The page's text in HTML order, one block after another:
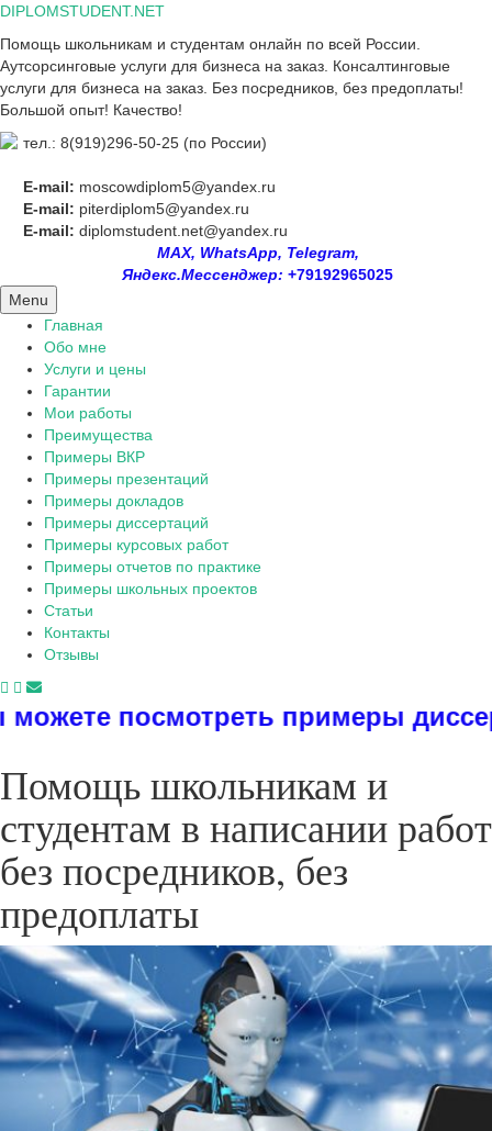
Skip
content
DIPLOMSTUDENT.NET
Помощь школьникам и студентам онлайн по всей России.
Аутсорсинговые услуги для бизнеса на заказ. Консалтинговые
услуги для бизнеса на заказ. Без посредников, без предоплаты!
Большой опыт! Качество!
тел.: 8(919)296-50-25 (по России)
E-mail: moscowdiplom5@yandex.ru
E-mail: piterdiplom5@yandex.ru
E-mail: diplomstudent.net@yandex.ru
MAX, WhatsApp, Telegram,
Яндекс.Мессенджер: +79192965025
Menu
Главная
Обо мне
Услуги и цены
Гарантии
Мои работы
Преимущества
Примеры ВКР
Примеры презентаций
Примеры докладов
Примеры диссертаций
Примеры курсовых работ
Примеры отчетов по практике
Примеры школьных проектов
Статьи
Контакты
Отзывы
примеры диссертаций,
Помощь школьникам и
студентам в написании работ
без посредников, без
предоплаты